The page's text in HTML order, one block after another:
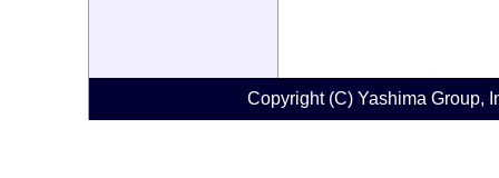
Copyright (C) Yashima Group,